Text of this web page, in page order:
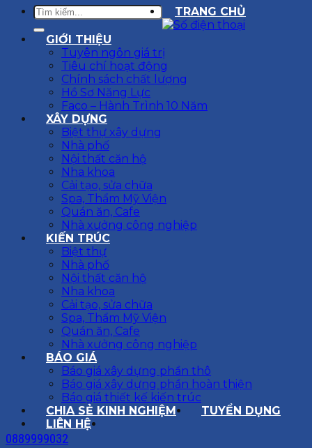
TRANG CHỦ
GIỚI THIỆU
Tuyên ngôn giá trị
Tiêu chí hoạt động
Chính sách chất lượng
Hồ Sơ Năng Lực
Faco – Hành Trình 10 Năm
XÂY DỰNG
Biệt thự xây dựng
Nhà phố
Nội thất căn hộ
Nha khoa
Cải tạo, sửa chữa
Spa, Thẩm Mỹ Viện
Quán ăn, Cafe
Nhà xưởng công nghiệp
KIẾN TRÚC
Biệt thự
Nhà phố
Nội thất căn hộ
Nha khoa
Cải tạo, sửa chữa
Spa, Thẩm Mỹ Viện
Quán ăn, Cafe
Nhà xưởng công nghiệp
BÁO GIÁ
Báo giá xây dựng phần thô
Báo giá xây dựng phần hoàn thiện
Báo giá thiết kế kiến trúc
CHIA SẺ KINH NGHIỆM
TUYỂN DỤNG
LIÊN HỆ
0889999032